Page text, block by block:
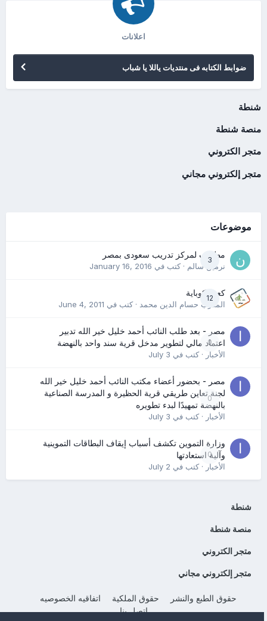
اعلانات
ضوابط الكتابه فى منتديات ياللا يا شباب
شنطة
منصة شنطة
متجر الكتروني
متجر إلكتروني مجاني
موضوعات
3
مطلوب لمركز تدريب سعودى بمصر
نرمين سالم· كتب في January 16, 2016
12
كعب كوباية
المدرب حسام الدين محمد· كتب في June 4, 2011
0
مصر - بعد طلب النائب أحمد خليل خير الله تدبير
اعتماد مالي لتطوير مدخل قرية سند واحد بالنهضة
الأخبار· كتب في July 3
0
مصر - بحضور أعضاء مكتب النائب أحمد خليل خير الله
لجنة تعاين طريقي قرية الحظيرة و المدرسة الصناعية
بالنهضة تمهيدًا لبدء تطويره
الأخبار· كتب في July 3
0
وزارة التموين تكشف أسباب إيقاف البطاقات التموينية
وآلية استعادتها
الأخبار· كتب في July 2
شنطة
منصة شنطة
متجر الكتروني
متجر إلكتروني مجاني
حقوق الطبع والنشر حقوق الملكية
اتفاقيه الخصوصيه
إتصل بنا